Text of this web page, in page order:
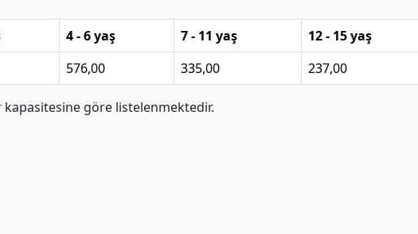
4 - 6 yaş 7 - 11 yaş 12 - 15 yaş
576,00 335,00 237,00
göre listelenmektedir.